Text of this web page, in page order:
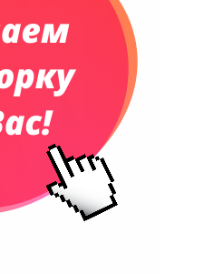
и ноутбуков
промо